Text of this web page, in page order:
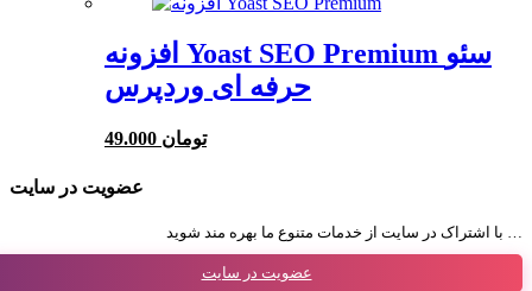
افزونه Yoast SEO Premium سئو
حرفه ای وردپرس
49.000 تومان
عضویت در سایت
عضویت در سایت